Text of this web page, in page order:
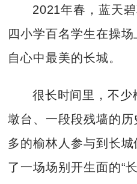
2021年春，蓝天
四小学百名学生在操
自心中最美的长城。
很长时间里，不少
墩台、一段段残墙的
多的榆林人参与到长
了一场场别开生面的“